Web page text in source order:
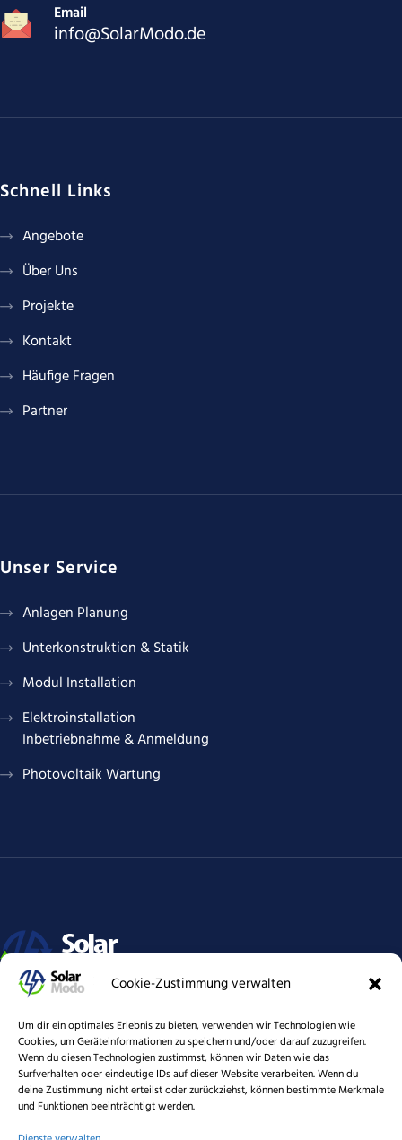
Cookie-Zustimmung verwalten
Um dir ein optimales Erlebnis zu bieten, verwenden wir Technologien wie
Cookies, um Geräteinformationen zu speichern und/oder darauf zuzugreifen.
Wenn du diesen Technologien zustimmst, können wir Daten wie das
Surfverhalten oder eindeutige IDs auf dieser Website verarbeiten. Wenn du
deine Zustimmung nicht erteilst oder zurückziehst, können bestimmte Merkmale
und Funktionen beeinträchtigt werden.
Email
info@SolarModo.de
Schnell Links
Angebote
Über Uns
Projekte
Kontakt
Häufige Fragen
Partner
Unser Service
Anlagen Planung
Unterkonstruktion & Statik
Modul Installation
Elektroinstallation
Inbetriebnahme & Anmeldung
Photovoltaik Wartung
Wirtschaft. Es ist unsere Pflicht, unseren Nachkommen eine heile
Welt zu hinterlassen. Strom aus erneuerbaren Energien schützen
unser Klima. SolarModo unterstützt eine lebenswerte, grüne
Zukunft.